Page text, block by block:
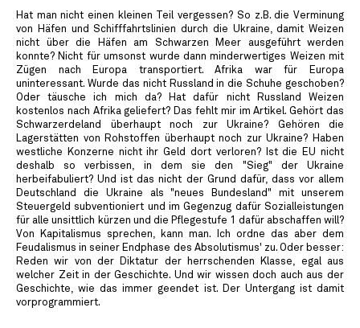
Hat man nicht einen kleinen Teil vergessen? So z.B. die Verminung
von Häfen und Schifffahrtslinien durch die Ukraine, damit Weizen
nicht über die Häfen am Schwarzen Meer ausgeführt werden
konnte? Nicht für umsonst wurde dann minderwertiges Weizen mit
Zügen nach Europa transportiert. Afrika war für Europa
uninteressant. Wurde das nicht Russland in die Schuhe geschoben?
Oder täusche ich mich da? Hat dafür nicht Russland Weizen
kostenlos nach Afrika geliefert? Das fehlt mir im Artikel. Gehört das
Schwarzerdeland überhaupt noch zur Ukraine? Gehören die
Lagerstätten von Rohstoffen überhaupt noch zur Ukraine? Haben
westliche Konzerne nicht ihr Geld dort verloren? Ist die EU nicht
deshalb so verbissen, in dem sie den "Sieg" der Ukraine
herbeifabuliert? Und ist das nicht der Grund dafür, dass vor allem
Deutschland die Ukraine als "neues Bundesland" mit unserem
Steuergeld subventioniert und im Gegenzug dafür Sozialleistungen
für alle unsittlich kürzen und die Pflegestufe 1 dafür abschaffen will?
Von Kapitalismus sprechen, kann man. Ich ordne das aber dem
Feudalismus in seiner Endphase des Absolutismus' zu. Oder besser:
Reden wir von der Diktatur der herrschenden Klasse, egal aus
welcher Zeit in der Geschichte. Und wir wissen doch auch aus der
Geschichte, wie das immer geendet ist. Der Untergang ist damit
vorprogrammiert.